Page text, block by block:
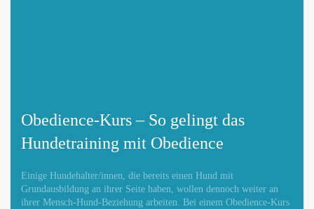
Obedience-Kurs – So gelingt das
Hundetraining mit Obedience
Einige Hundehalter/innen, die bereits einen Hund mit
Grundausbildung an ihrer Seite haben, wollen dennoch weiter an
ihrer Mensch-Hund-Beziehung arbeiten. Bei einem Obedience-Kurs